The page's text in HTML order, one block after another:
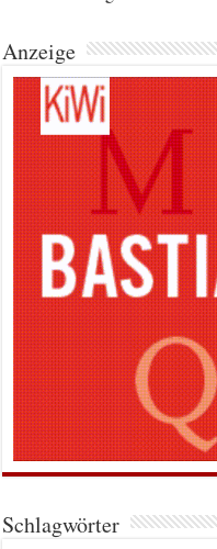
Anzeige
Schlagwörter